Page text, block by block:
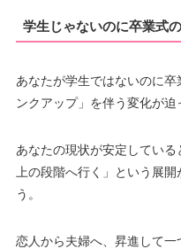
学生じゃないのに卒業式
あなたが学生ではないのに
ンクアップ」を伴う変化が迫
あなたの現状が安定してい
上の段階へ行く」という展
う。
恋人から夫婦へ、昇進して